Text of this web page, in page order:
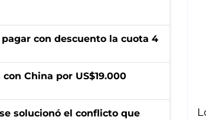
con descuento la cuota 4
China por US$19.000
solucionó el conflicto que